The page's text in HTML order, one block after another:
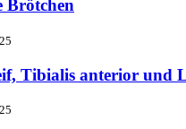
Brötchen
Tibialis anterior und